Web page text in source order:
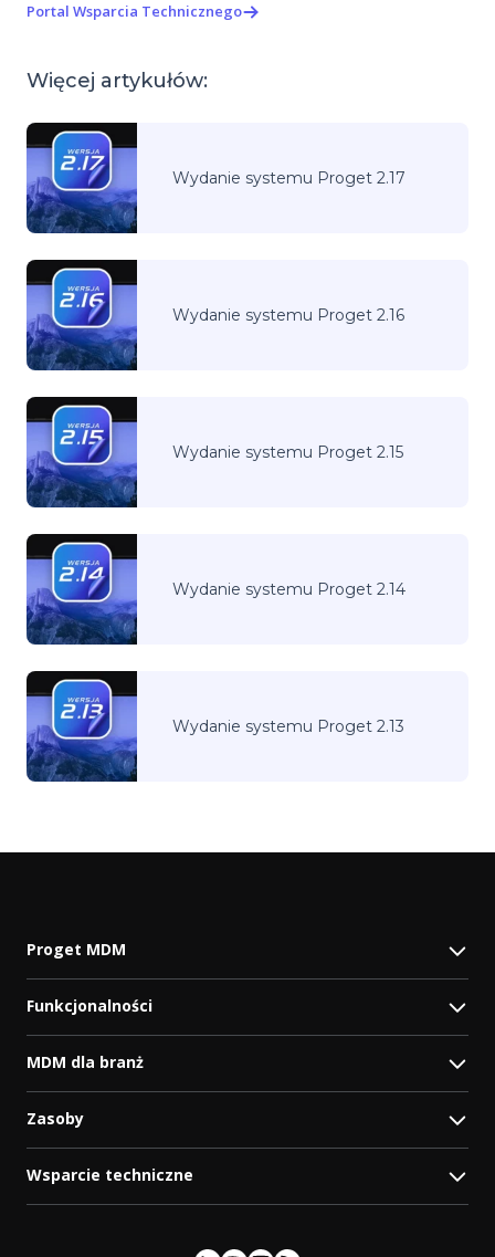
Portal Wsparcia Technicznego
Więcej artykułów:
Wydanie systemu Proget 2.17
Wydanie systemu Proget 2.16
Wydanie systemu Proget 2.15
Wydanie systemu Proget 2.14
Wydanie systemu Proget 2.13
Proget MDM
Funkcjonalności
MDM dla branż
Zasoby
Wsparcie techniczne